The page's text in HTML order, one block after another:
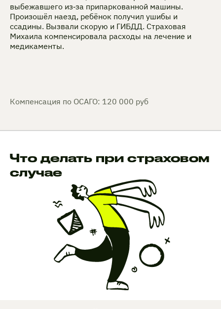
выбежавшего из‑за припаркованной машины.
Произошёл наезд, ребёнок получил ушибы и
ссадины. Вызвали скорую и ГИБДД. Страховая
Михаила компенсировала расходы на лечение и
медикаменты.
Компенсация по ОСАГО: 120 000 руб
Что делать при страховом
случае